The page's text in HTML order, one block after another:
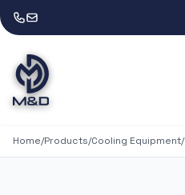
Home/Products/Cooling Equipment/